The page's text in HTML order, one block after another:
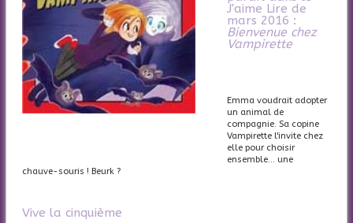
J'aime Lire de
mars 2016 :
Bienvenue chez
Vampirette
Emma voudrait adopter
un animal de
compagnie. Sa copine
Vampirette l'invite chez
elle pour choisir
ensemble... une
chauve-souris ! Beurk ?
Vive la cinquième